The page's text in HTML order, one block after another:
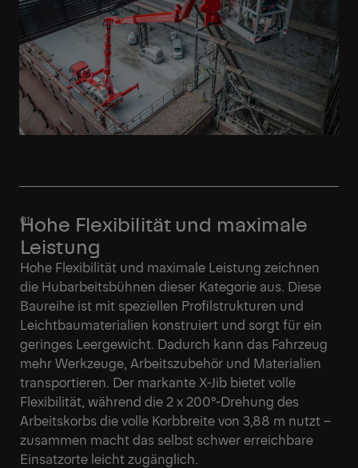
Hohe Flexibilität und maximale
Leistung
Hohe Flexibilität und maximale Leistung zeichnen
die Hubarbeitsbühnen dieser Kategorie aus. Diese
Baureihe ist mit speziellen Profilstrukturen und
Leichtbaumaterialien konstruiert und sorgt für ein
geringes Leergewicht. Dadurch kann das Fahrzeug
mehr Werkzeuge, Arbeitszubehör und Materialien
transportieren. Der markante X-Jib bietet volle
Flexibilität, während die 2 x 200°-Drehung des
Arbeitskorbs die volle Korbbreite von 3,88 m nutzt –
zusammen macht das selbst schwer erreichbare
Einsatzorte leicht zugänglich.